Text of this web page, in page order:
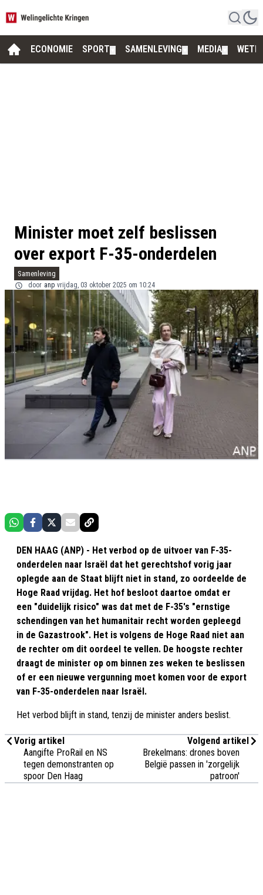
ECONOMIE SPORT SAMENLEVING MEDIA
Minister moet zelf beslissen
over export F-35-onderdelen
Samenleving
door anp vrijdag, 03 oktober 2025 om 10:24
DEN HAAG (ANP) - Het verbod op de uitvoer van F-35-
onderdelen naar Israël dat het gerechtshof vorig jaar
oplegde aan de Staat blijft niet in stand, zo oordeelde de
Hoge Raad vrijdag. Het hof besloot daartoe omdat er
een "duidelijk risico" was dat met de F-35's "ernstige
schendingen van het humanitair recht worden gepleegd
in de Gazastrook". Het is volgens de Hoge Raad niet aan
de rechter om dit oordeel te vellen. De hoogste rechter
draagt de minister op om binnen zes weken te beslissen
of er een nieuwe vergunning moet komen voor de export
van F-35-onderdelen naar Israël.
Het verbod blijft in stand, tenzij de minister anders beslist.
Vorig artikel
Aangifte ProRail en NS
tegen demonstranten op
spoor Den Haag
Volgend artikel
Brekelmans: drones boven
België passen in 'zorgelijk
patroon'